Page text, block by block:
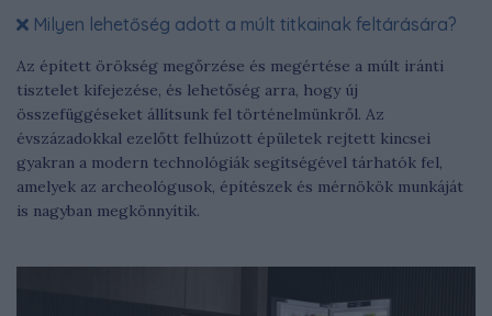
Milyen lehetőség adott a múlt titkainak feltárására?
Az épített örökség megőrzése és megértése a múlt iránti
tisztelet kifejezése, és lehetőség arra, hogy új
összefüggéseket állítsunk fel történelmünkről. Az
évszázadokkal ezelőtt felhúzott épületek rejtett kincsei
gyakran a modern technológiák segítségével tárhatók fel,
amelyek az archeológusok, építészek és mérnökök munkáját
is nagyban megkönnyítik.